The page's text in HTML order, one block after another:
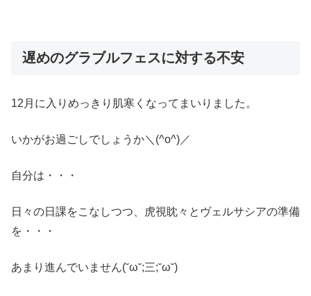
遅めのグラブルフェスに対する不安
12月に入りめっきり肌寒くなってまいりました。
いかがお過ごしでしょうか＼(^o^)／
自分は・・・
日々の日課をこなしつつ、虎視眈々とヴェルサシアの準備
を・・・
あまり進んでいません(˘ω˘;三;˘ω˘)